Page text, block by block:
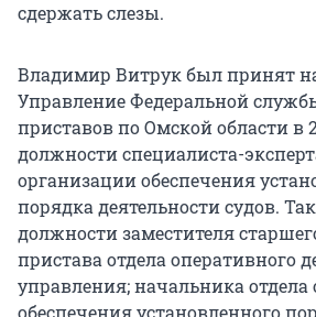
сдержать слезы.
Владимир Витрук был принят
Управление Федеральной
приставов по Омской области в
должности специалиста-
организации обеспечения
порядка деятельности судов.
должности заместителя
пристава отдела оперативного
управления; начальника